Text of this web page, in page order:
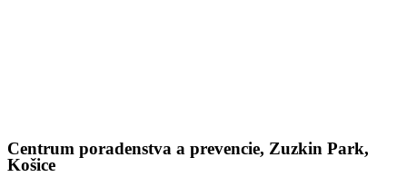
Centrum poradenstva a prevencie, Zuzkin Park,
Košice